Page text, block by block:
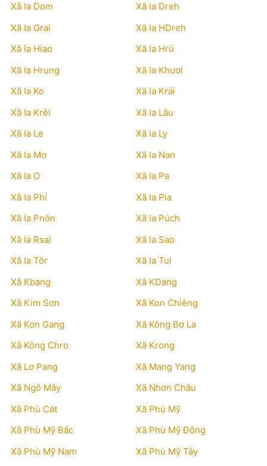
Xã Ia Dom
Xã Ia Dreh
Xã Ia Grai
Xã Ia HDreh
Xã Ia Hiao
Xã Ia Hrú
Xã Ia Hrung
Xã Ia Khươl
Xã Ia Ko
Xã Ia Krái
Xã Ia Krêl
Xã Ia Lâu
Xã Ia Le
Xã Ia Ly
Xã Ia Mơ
Xã Ia Nan
Xã Ia O
Xã Ia Pa
Xã Ia Phí
Xã Ia Pia
Xã Ia Pnôn
Xã Ia Púch
Xã Ia Rsai
Xã Ia Sao
Xã Ia Tôr
Xã Ia Tul
Xã Kbang
Xã KDang
Xã Kim Sơn
Xã Kon Chiêng
Xã Kon Gang
Xã Kông Bơ La
Xã Kông Chro
Xã Krong
Xã Lơ Pang
Xã Mang Yang
Xã Ngô Mây
Xã Nhơn Châu
Xã Phù Cát
Xã Phù Mỹ
Xã Phù Mỹ Bắc
Xã Phù Mỹ Đông
Xã Phù Mỹ Nam
Xã Phù Mỹ Tây